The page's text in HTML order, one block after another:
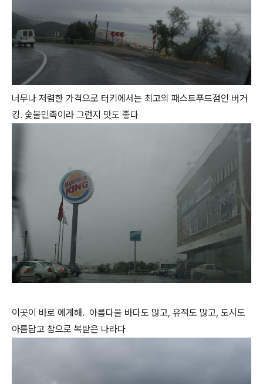
너무나 저렴한 가격으로 터키에서는 최고의 패스트푸드점인 버거
킹. 숯불민족이라 그런지 맛도 좋다
이곳이 바로 에게해. 아름다울 바다도 많고, 유적도 많고, 도시도
아름답고 참으로 복받은 나라다